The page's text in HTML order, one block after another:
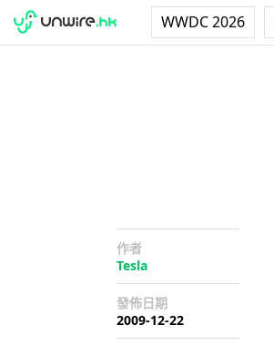
WWDC 2026
作者
Tesla
發佈日期
2009-12-22